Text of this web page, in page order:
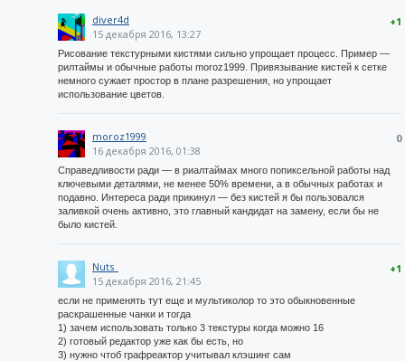
+1
diver4d
15 декабря 2016, 13:27
Рисование текстурными кистями сильно упрощает процесс. Пример —
рилтаймы и обычные работы moroz1999. Привязывание кистей к сетке
немного сужает простор в плане разрешения, но упрощает
использование цветов.
0
moroz1999
16 декабря 2016, 01:38
Справедливости ради — в риалтаймах много попиксельной работы над
ключевыми деталями, не менее 50% времени, а в обычных работах и
подавно. Интереса ради прикинул — без кистей я бы пользовался
заливкой очень активно, это главный кандидат на замену, если бы не
было кистей.
+1
Nuts_
15 декабря 2016, 21:45
если не применять тут еще и мультиколор то это обыкновенные
раскрашенные чанки и тогда
1) зачем использовать только 3 текстуры когда можно 16
2) готовый редактор уже как бы есть, но
3) нужно чтоб графреактор учитывал клэшинг сам